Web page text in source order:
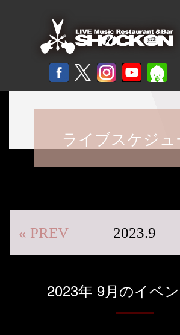
ライブスケジュ
« PREV 2023.9
2023年 9月のイベ